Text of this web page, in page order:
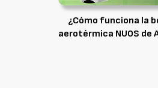
¿Cómo funciona la
aerotérmica NUOS de